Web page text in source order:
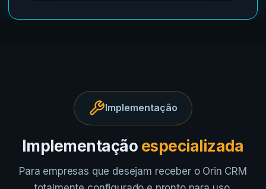
Implementação
Implementação especializada
Para empresas que desejam receber o Orin CRM